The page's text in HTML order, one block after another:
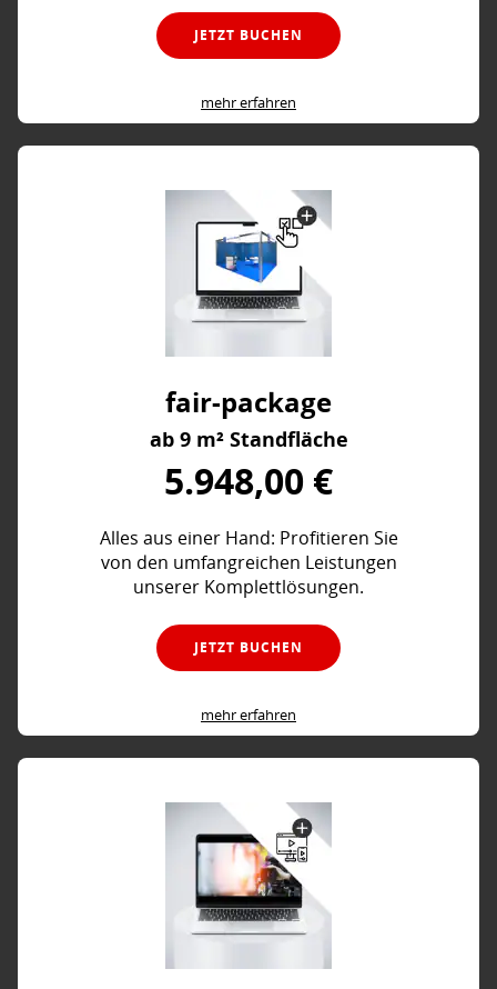
JETZT BUCHEN
mehr erfahren
fair-package
ab 9 m² Standfläche
5.948,00 €
Alles aus einer Hand: Profitieren Sie
von den umfangreichen Leistungen
unserer Komplettlösungen.
JETZT BUCHEN
mehr erfahren